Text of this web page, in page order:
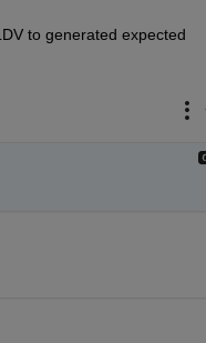
to generated expected